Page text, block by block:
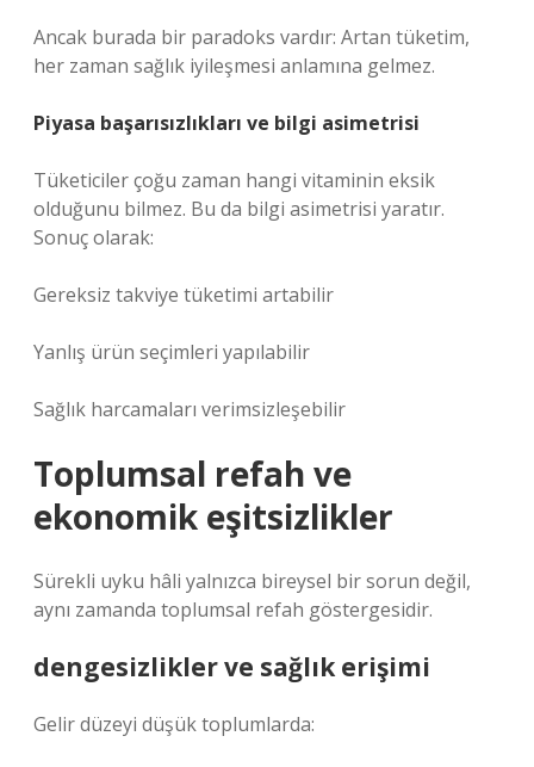
Ancak burada bir paradoks vardır: Artan tüketim,
her zaman sağlık iyileşmesi anlamına gelmez.
Piyasa başarısızlıkları ve bilgi asimetrisi
Tüketiciler çoğu zaman hangi vitaminin eksik
olduğunu bilmez. Bu da bilgi asimetrisi yaratır.
Sonuç olarak:
Gereksiz takviye tüketimi artabilir
Yanlış ürün seçimleri yapılabilir
Sağlık harcamaları verimsizleşebilir
Toplumsal refah ve
ekonomik eşitsizlikler
Sürekli uyku hâli yalnızca bireysel bir sorun değil,
aynı zamanda toplumsal refah göstergesidir.
dengesizliklerve sağlık erişimi
Gelir düzeyi düşük toplumlarda: